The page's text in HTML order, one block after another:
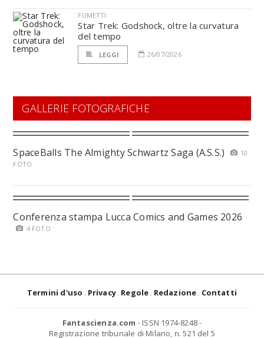
FUMETTI
Star Trek: Godshock, oltre la curvatura
del tempo
LEGGI 26/07/2026
GALLERIE FOTOGRAFICHE
SpaceBalls The Almighty Schwartz Saga (A.S.S.)
10
FOTO
Conferenza stampa Lucca Comics and Games 2026
4 FOTO
Termini d'uso Privacy Regole Redazione Contatti
Fantascienza.com - ISSN 1974-8248 -
Registrazione tribunale di Milano, n. 521 del 5